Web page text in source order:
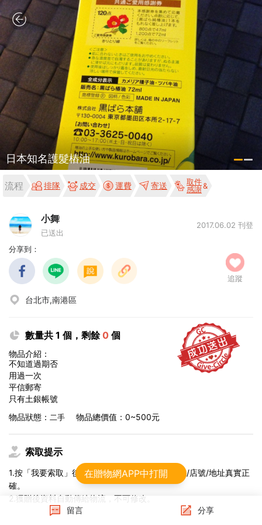
日本知名護髮樁油
流程 排隊 成交 運費 寄送
取件
感謝
小舞
已送出
2017.06.02 刊登
分享到：
追蹤
台北市,南港區
數量共 1 個，剩餘0 個
物品介紹：
不知道過期否
用過一次
平信郵寄
只有土銀帳號
物品狀態： 二手 物品總價值：0~500元
索取提示
1.按「我要索取」後，確認姓名、手機、收貨櫃機/店號/地址真實正
確。
2.獲贈後資料自動傳給物流，不可修改。
留言
分享
在贈物網APP中打開